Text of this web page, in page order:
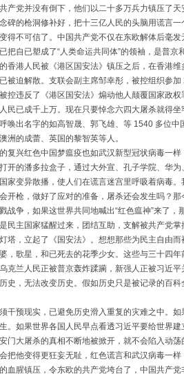
产党并没有倒下， 他们以二十多万兵力镇压了天
碑的枪洞修补好， 把十三亿人民的头脑用谎言一
得不可信了。 中国共产党不仅在东欧解体后毫发
把自已塑成了“人类命运共同体”的领袖，是普京
香港人民被《港区国安法》镇压之后， 在香港维
被迫解散。支联会副主席邹幸彤，被控组织参
控违反了《港区国安法》煽动他人颠覆国家政权
民已成千上万。 现在只要悼念六四大屠杀就得坐
唤出名字的如高智晟、郭飞雄、等 1540 多位中
洲的成蕾、英国的黎智英等人。
复兴红色中国梦瘟疫也如武汉新型冠状病毒一样
开的潘多拉盒子，通过大外宣、孔子学院、华为、
家变异散播， 使人们在谎言迷宫里呼吸着病毒。
开枪，做好了应对的准备， 屠杀还会发生吗？那
战争，如果这世界共同地喊出“红色瘟神”来了，
民主国家猛醒过来，团结互助，支解被共产党掌
塔，立起了《国安法》。 想想那些为民主自由而
，歌星，和已死去的花季少女。 这些与三十四年
克兰人民正被普京轰炸蹂躏，新强人正被习近平
史，无法改变历史。 假如历史只是被记录的百科
干预现实，已避免历史滑入重复的灾难之中。 如
。 如果世界各国人民早点看透习近平要给世界建
门大屠杀的真相不断地被掀开， 就不会陷入动荡
把他变得更狂妄无耻，红色谎言和武汉病毒一样
血腥镇压， 令东欧的共产党垮台了，中国共产党